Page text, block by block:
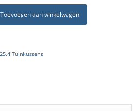
Toevoegen aan winkelwagen
25.4 Tuinkussens